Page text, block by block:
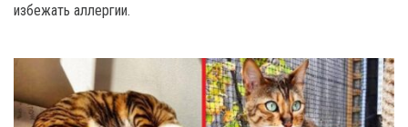
избежать аллергии.